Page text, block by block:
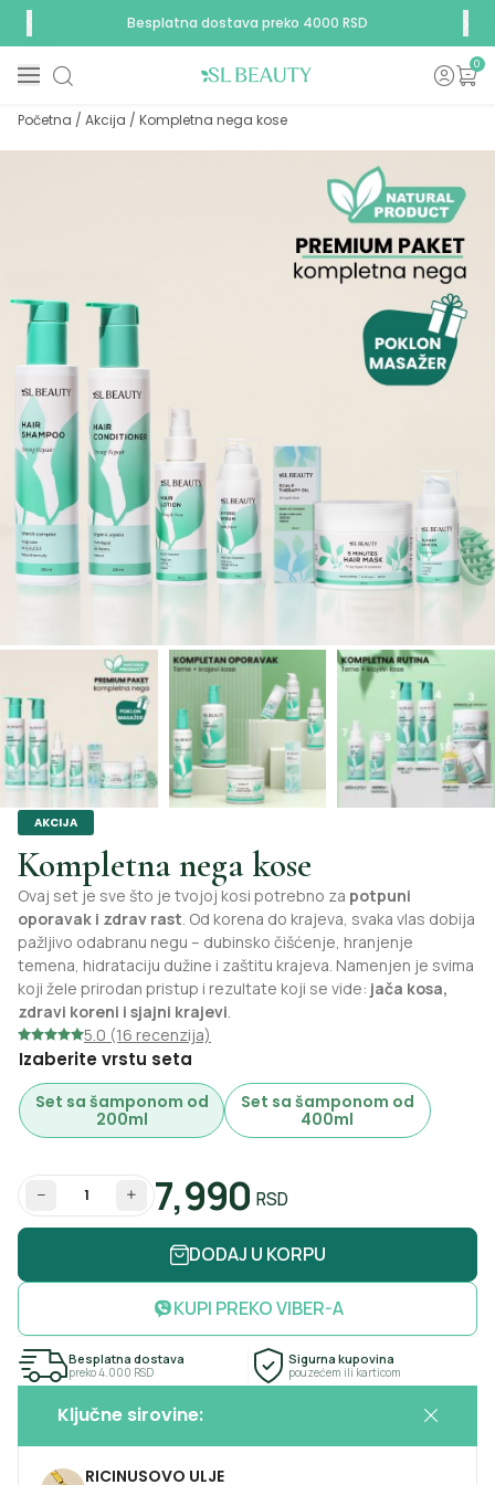
Besplatna dostava preko 4000 RSD
0
Početna / Akcija / Kompletna nega kose
AKCIJA
Kompletna nega kose
Ovaj set je sve što je tvojoj kosi potrebno za potpuni
oporavak i zdrav rast . Od korena do krajeva, svaka vlas dobija
pažljivo odabranu negu – dubinsko čišćenje, hranjenje
temena, hidrataciju dužine i zaštitu krajeva. Namenjen je svima
koji žele prirodan pristup i rezultate koji se vide: jača kosa,
zdravi koreni i sjajni krajevi
5.0 (16 recenzija)
Izaberite vrstu seta
Set sa šamponom od
200ml
Set sa šamponom od
400ml
Količina 7,990 RSD
DODAJ U KORPU
KUPI PREKO VIBER-A
Besplatna dostava
preko 4.000 RSD
Sigurna kupovina
pouzećem ili karticom
Ključne sirovine:
RICINUSOVO ULJE